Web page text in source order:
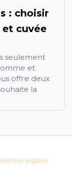
: choisir
cuvée
seulement
et
offre deux
la
légales